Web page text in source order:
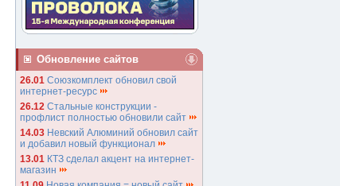
Обновление сайтов
26.01 Союзкомплект обновил свой
интернет-ресурс
26.12 Стальные конструкции -
профлист полностью обновили сайт
14.03 Невский Алюминий обновил сайт
и добавил новый функционал
13.01 КТЗ сделал акцент на интернет-
магазин